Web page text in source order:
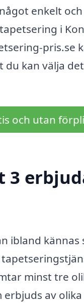
enkelt
i
pris.se
kan välja
och utan
3
ibland
minst tre
av